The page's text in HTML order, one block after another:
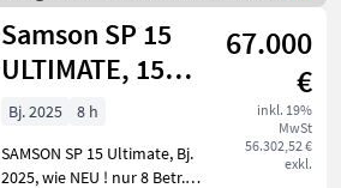
und
Beregnung
/ Fliegl
Samson SP 15
ULTIMATE, 15
cbm,
Stauschieber,
Dungstreue
67.000
€
inkl. 19%
MwSt
56.302,52 €
exkl.
Bj. 2025
8 h
SAMSON SP 15 Ultimate, Bj.
2025, wie NEU ! nur 8 Betr.-